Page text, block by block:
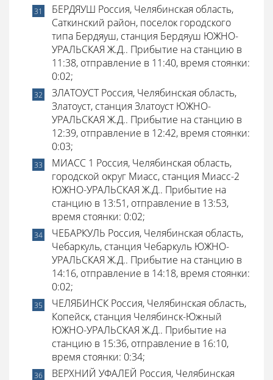
БЕРДЯУШ Россия, Челябинская область,
Саткинский район, поселок городского
типа Бердяуш, станция Бердяуш ЮЖНО-
УРАЛЬСКАЯ Ж.Д.. Прибытие на станцию в
11:38, отправление в 11:40, время стоянки:
0:02;
ЗЛАТОУСТ Россия, Челябинская область,
Златоуст, станция Златоуст ЮЖНО-
УРАЛЬСКАЯ Ж.Д.. Прибытие на станцию в
12:39, отправление в 12:42, время стоянки:
0:03;
МИАСС 1 Россия, Челябинская область,
городской округ Миасс, станция Миасс-2
ЮЖНО-УРАЛЬСКАЯ Ж.Д.. Прибытие на
станцию в 13:51, отправление в 13:53,
время стоянки: 0:02;
ЧЕБАРКУЛЬ Россия, Челябинская область,
Чебаркуль, станция Чебаркуль ЮЖНО-
УРАЛЬСКАЯ Ж.Д.. Прибытие на станцию в
14:16, отправление в 14:18, время стоянки:
0:02;
ЧЕЛЯБИНСК Россия, Челябинская область,
Копейск, станция Челябинск-Южный
ЮЖНО-УРАЛЬСКАЯ Ж.Д.. Прибытие на
станцию в 15:36, отправление в 16:10,
время стоянки: 0:34;
ВЕРХНИЙ УФАЛЕЙ Россия, Челябинская